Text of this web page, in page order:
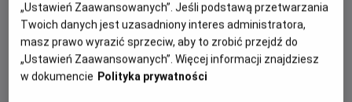
REŻYSERIA
Maggie Kang, Chris
Appelhans
SCENARIUSZ
Maggie Kang, Hannah
McMechan, Danya Jimenez
OBSADA
WIĘCEJ SZCZEGÓŁÓW
OPIS WYDARZENIA
Bo właśnie tak tak tak się wyżej wznieś! W kinach od 10
„Ustawień Zaawansowanych”. Jeśli podstawą przetwarzania
Twoich danych jest uzasadniony interes administratora,
masz prawo wyrazić sprzeciw, aby to zrobić przejdź do
„Ustawień Zaawansowanych”. Więcej informacji znajdziesz
w dokumencie Polityka prywatności